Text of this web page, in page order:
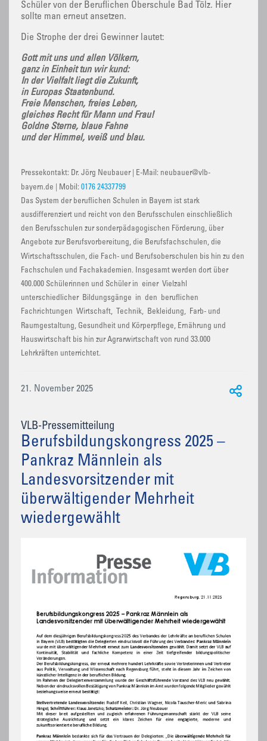
Schüler von der Beruflichen Oberschule Bad Tölz. Hier
sollte man erneut ansetzen.
Die Strophe der drei Gewinner lautet:
Gott mit uns und allen Völkern,
ganz in Einheit tun wir kund:
In der Vielfalt liegt die Zukunft,
in Europas Staatenbund.
Freie Menschen, freies Leben,
gleiches Recht für Mann und Frau!
Goldne Sterne, blaue Fahne
und der Himmel, weiß und blau.
Pressekontakt: Dr. Jörg Neubauer | E-Mail: neubauer@vlb-
bayern.de | Mobil: 0176 24337799
Das System der beruflichen Schulen in Bayern ist stark
ausdifferenziert und reicht von den Berufsschulen einschließlich
den Berufsschulen zur sonderpädagogischen Förderung, über
Angebote zur Berufsvorbereitung, die Berufsfachschulen, die
Wirtschaftsschulen, die Fach- und Berufsoberschulen bis hin zu den
Fachschulen und Fachakademien. Insgesamt werden dort über
400.000 Schülerinnen und Schüler in einer Vielzahl
unterschiedlicher Bildungsgänge in den beruflichen
Fachrichtungen Wirtschaft, Technik, Bekleidung, Farb- und
Raumgestaltung, Gesundheit und Körperpflege, Ernährung und
Hauswirtschaft bis hin zur Agrarwirtschaft von rund 33.000
Lehrkräften unterrichtet.
21. November 2025
VLB-Pressemitteilung
Berufsbildungskongress 2025 –
Pankraz Männlein als
Landesvorsitzender mit
überwältigender Mehrheit
wiedergewählt